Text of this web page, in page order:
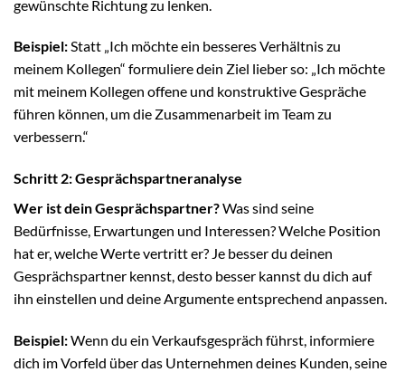
gewünschte Richtung zu lenken.
Beispiel:Statt „Ich möchte ein besseres Verhältnis zu
meinem Kollegen“ formuliere dein Ziel lieber so: „Ich möchte
mit meinem Kollegen offene und konstruktive Gespräche
führen können, um die Zusammenarbeit im Team zu
verbessern.“
Schritt 2: Gesprächspartneranalyse
Wer ist dein Gesprächspartner?Was sind seine
Bedürfnisse, Erwartungen und Interessen? Welche Position
hat er, welche Werte vertritt er? Je besser du deinen
Gesprächspartner kennst, desto besser kannst du dich auf
ihn einstellen und deine Argumente entsprechend anpassen.
Beispiel:Wenn du ein Verkaufsgespräch führst, informiere
dich im Vorfeld über das Unternehmen deines Kunden, seine